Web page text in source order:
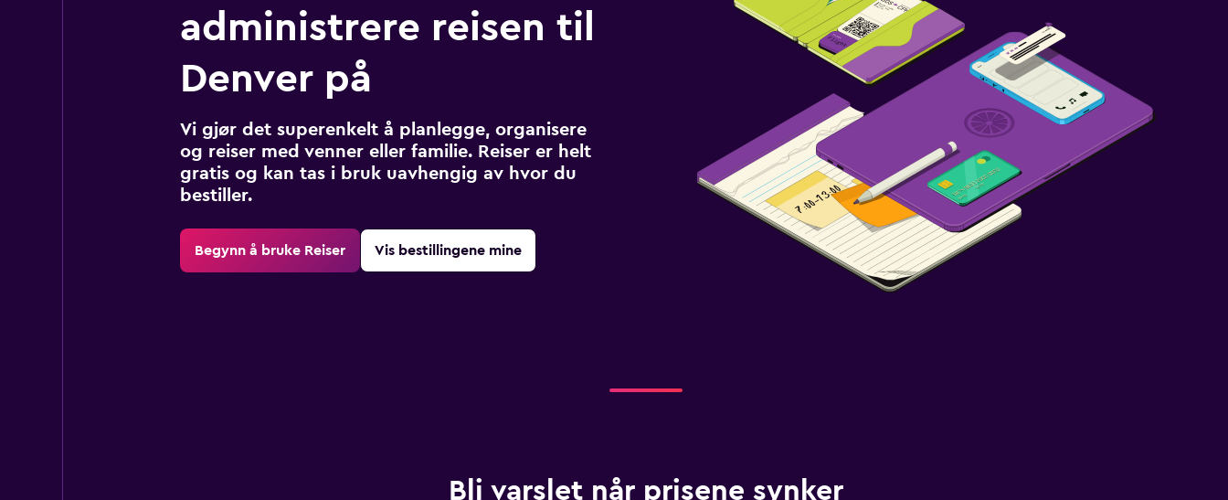
administrere reisen til
Denver på
Vi gjør det superenkelt å planlegge, organisere
og reiser med venner eller familie. Reiser er helt
gratis og kan tas i bruk uavhengig av hvor du
bestiller.
Begynn å bruke Reiser Vis bestillingene mine
Bli varslet når prisene synker